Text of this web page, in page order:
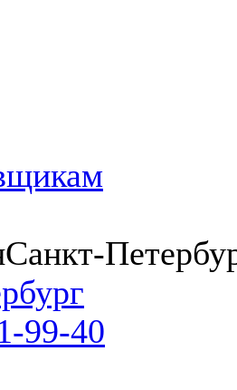
Санкт-
99-40